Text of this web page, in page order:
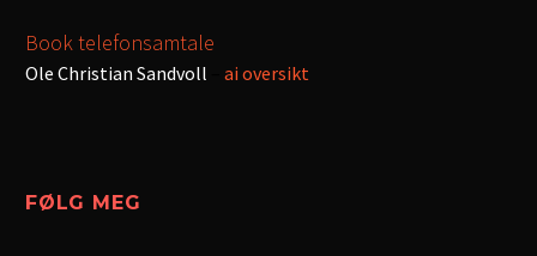
Book telefonsamtale
Ole Christian Sandvoll ai oversikt
FØLG MEG